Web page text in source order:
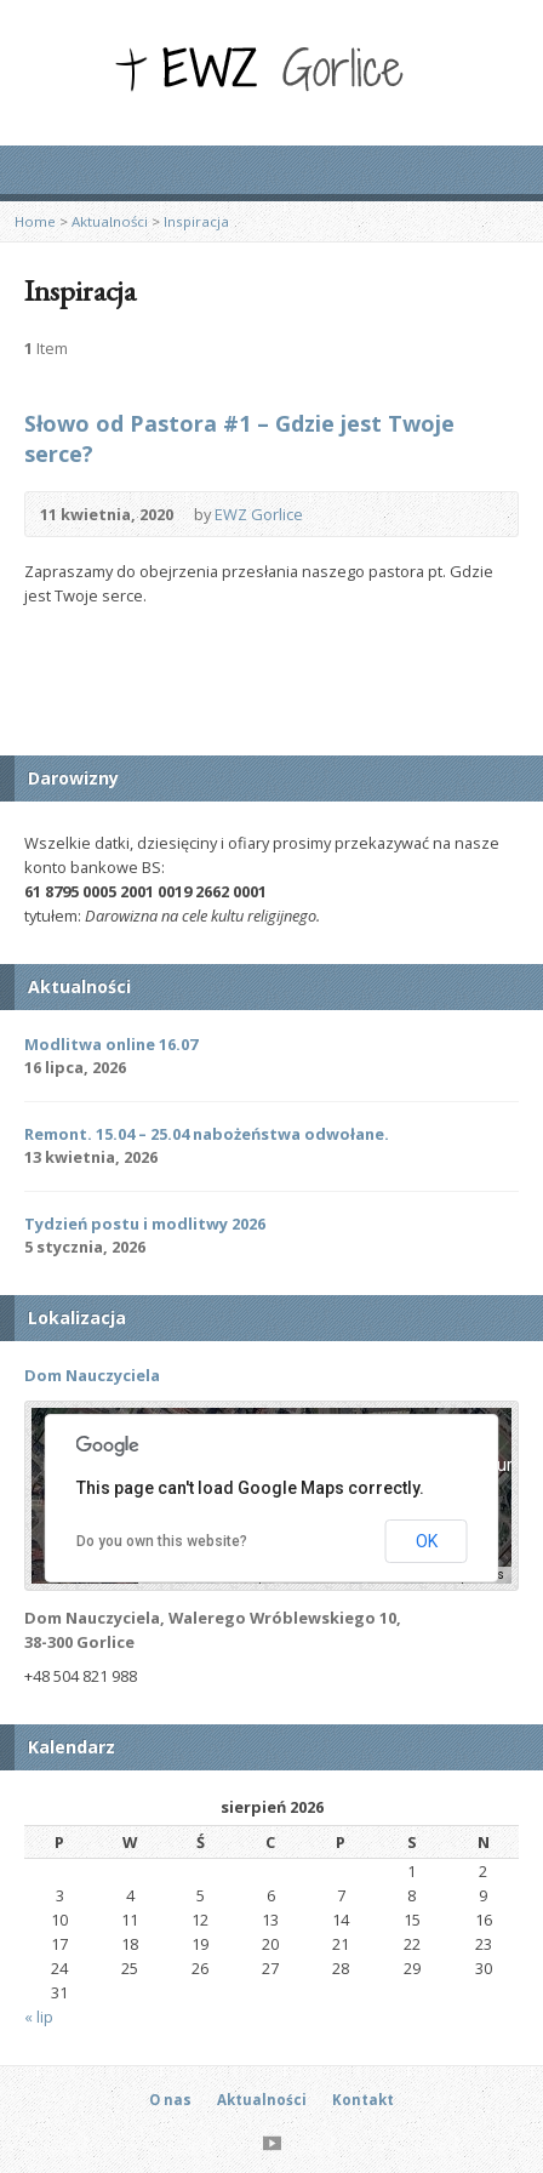
Home > Aktualności > Inspiracja
Inspiracja
1 Item
Słowo od Pastora #1 – Gdzie jest Twoje
serce?
11 kwietnia, 2020 byEWZ Gorlice
Zapraszamy do obejrzenia przesłania naszego pastora pt. Gdzie
jest Twoje serce.
Darowizny
Wszelkie datki, dziesięciny i ofiary prosimy przekazywać na nasze
konto bankowe BS:
61 8795 0005 2001 0019 2662 0001
tytułem: Darowizna na cele kultu religijnego.
Aktualności
Modlitwa online 16.07
16 lipca, 2026
Remont. 15.04 – 25.04 nabożeństwa odwołane.
13 kwietnia, 2026
Tydzień postu i modlitwy 2026
5 stycznia, 2026
Lokalizacja
Dom Nauczyciela
For development
Terms
This page can't load Google Maps correctly.
Do you own this website? OK
Dom Nauczyciela, Walerego Wróblewskiego 10,
38-300 Gorlice
+48 504 821 988
Kalendarz
sierpień 2026
P
W Ś C P S
N
1
2
3
4 5 6 7 8
9
10
11 12 13 14 15
16
17
18 19 20 21 22
23
24
25 26 27 28 29
30
31
« lip
O nas Aktualności Kontakt